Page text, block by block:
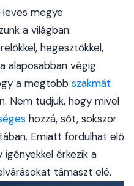
megye
a világban:
hegesztőkkel,
alaposabban végig
a megtöbb szakmát
Nem tudjuk, hogy mivel
hozzá, sőt, sokszor
Emiatt fordulhat elő
érkezik a
támaszt elé.